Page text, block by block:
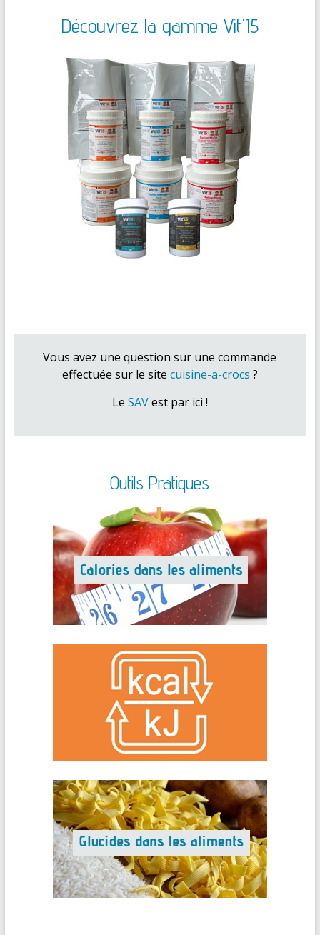
Découvrez la gamme Vit'I5
Vous avez une question sur une commande
effectuée sur le site cuisine-a-crocs ?
Le SAVest par ici !
Outils Pratiques